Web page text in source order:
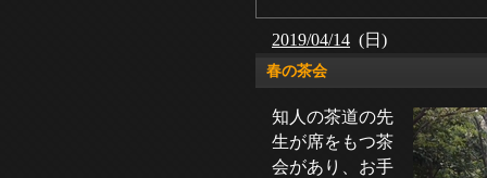
2019/04/14 (日)
春の茶会
知人の茶道の先
生が席をもつ茶
会があり、お手